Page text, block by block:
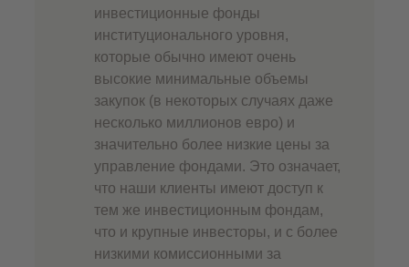
инвестиционные фонды
институционального уровня,
которые обычно имеют очень
высокие минимальные объемы
закупок (в некоторых случаях даже
несколько миллионов евро) и
значительно более низкие цены за
управление фондами. Это означает,
что наши клиенты имеют доступ к
тем же инвестиционным фондам,
что и крупные инвесторы, и с более
низкими комиссионными за